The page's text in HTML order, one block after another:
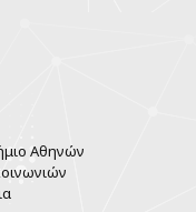
Αθηνών